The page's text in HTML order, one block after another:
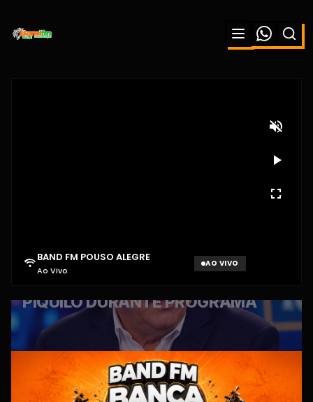
BAND FM POUSO ALEGRE
Ao Vivo
AO VIVO